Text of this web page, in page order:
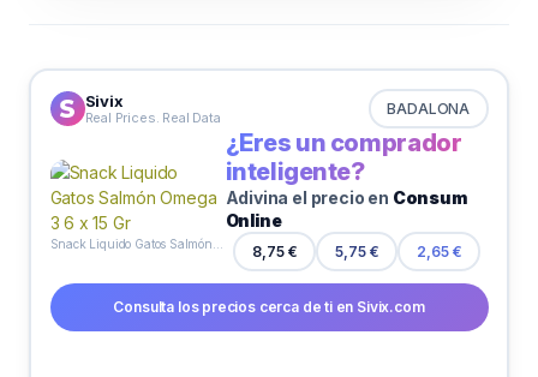
Sivix
Real Prices. Real Data BADALONA
¿Eres un comprador
inteligente?
Adivina el precio en Consum
Online
8,75 € 5,75 € 2,65 €
Consulta los precios cerca de ti en Sivix.com